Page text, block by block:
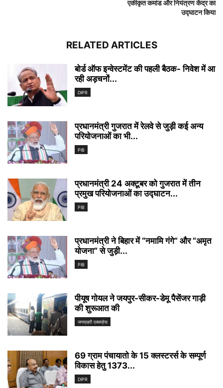
एकीकृत कमांड और नियंत्रण केंद्र का
उद्घाटन किया
RELATED ARTICLES
बोर्ड ऑफ इन्वेस्टमेंट की पहली बैठक- निवेश में आ
रही अड़चनों...
DIPR
प्रधानमंत्री गुजरात में रेलवे से जुड़ी कई अन्‍य
परियोजनाओं का भी...
PIB
प्रधानमंत्री 24 अक्टूबर को गुजरात में तीन
प्रमुख परियोजनाओं का उद्घाटन...
PIB
प्रधानमंत्री ने बिहार में “नमामि गंगे” और “अमृत
योजना” से जुड़ी...
PIB
पीयूष गोयल ने जयपुर-सीकर-डेमू पैसेंजर गाड़ी
की शुरूआत की
जनप्रहरी एक्सप्रेस
69 ग्राम पंचायातो के 15 क्लस्टरर्स के सम्पूर्ण
विकास हेतु 1373...
DIPR